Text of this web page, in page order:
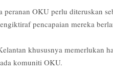
peranan OKU perlu diteruskan
pencapaian mereka
khususnya memerlukan
komuniti OKU.